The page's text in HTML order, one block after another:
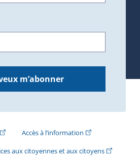
m’abonner
hyperlien externe s'ouvrira dans une
Accès à l’information(Cet hyperlien
aux citoyennes et aux citoyens(Cet